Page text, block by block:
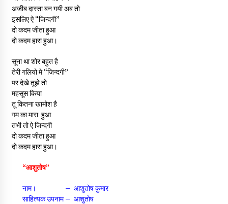
अजीब दास्ता बन गयी अब तो
इसलिए ऐ “जिन्दगी”
दो कदम जीता हुआ
दो कदम हारा हुआ।
सूना था शोर बहुत है
तेरी गलियो मे “जिन्दगी”
पर देखे तूझे तो
महसूस किया
तू कितना खामोश है
गम का मारा हुआ
तभी तो ऐ जिन्दगी
दो कदम जीता हुआ
दो कदम हारा हुआ।
“आशुतोष”
नाम। – आशुतोष कुमार
साहित्यक उपनाम – आशुतोष